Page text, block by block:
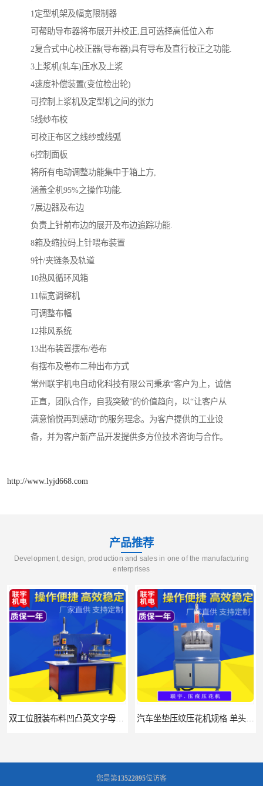
1定型机架及幅宽限制器
可帮助导布器将布展开并校正,且可选择高低位入布
2复合式中心校正器(导布器)具有导布及直行校正之功能.
3上浆机(轧车)压水及上浆
4速度补偿装置(变位检出轮)
可控制上浆机及定型机之间的张力
5线纱布校
可校正布区之线纱或线弧
6控制面板
将所有电动调整功能集中于箱上方,
涵盖全机95%之操作功能.
7展边器及布边
负责上针前布边的展开及布边追踪功能.
8箱及缩拉码上针喂布装置
9针/夹链条及轨道
10热风循环风箱
11幅宽调整机
可调整布幅
12排风系统
13出布装置摆布/卷布
有摆布及卷布二种出布方式
常州联宇机电自动化科技有限公司秉承“客户为上，诚信
正直，团队合作，自我突破”的价值趋向，以“让客户从
满意愉悦再到感动”的服务理念。为客户提供的工业设
备，并为客户新产品开发提供多方位技术咨询与合作。
http://www.lyjd668.com
产品推荐
Development, design, production and sales in one of the manufacturing
enterprises
浙江布料凹凸4d压纹机生产厂家 服装凹凸4d压纹植胶机 经济实惠
您是第13522895位访客